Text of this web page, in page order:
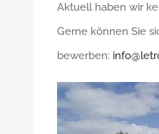
Aktuell haben wir
Gerne können Sie
bewerben: